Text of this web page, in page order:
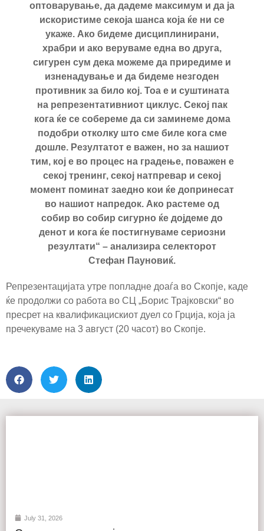
оптоварување, да дадеме максимум и да ја
искористиме секоја шанса која ќе ни се
укаже. Ако бидеме дисциплинирани,
храбри и ако веруваме една во друга,
сигурен сум дека можеме да приредиме и
изненадување и да бидеме незгоден
противник за било кој. Тоа е и суштината
на репрезентативниот циклус. Секој пак
кога ќе се собереме да си заминеме дома
подобри отколку што сме биле кога сме
дошле. Резултатот е важен, но за нашиот
тим, кој е во процес на градење, поважен е
секој тренинг, секој натпревар и секој
момент поминат заедно кои ќе допринесат
во нашиот напредок. Ако растеме од
собир во собир сигурно ќе дојдеме до
денот и кога ќе постигнуваме сериозни
резултати“ – анализира селекторот
Стефан Пауновиќ.
Репрезентацијата утре попладне доаѓа во Скопје, каде
ќе продолжи со работа во СЦ „Борис Трајковски“ во
пресрет на квалификацискиот дуел со Грција, која ја
пречекуваме на 3 август (20 часот) во Скопје.
July 31, 2026